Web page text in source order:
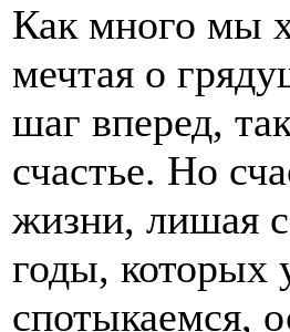
Как много мы
мечтая о
шаг вперед,
счастье. Но
жизни, лишая
годы, которых
спотыкаемся,